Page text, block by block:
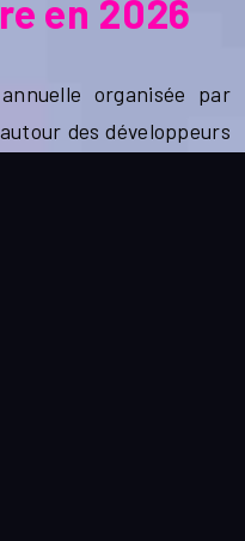
en 2026
organisée par
des développeurs